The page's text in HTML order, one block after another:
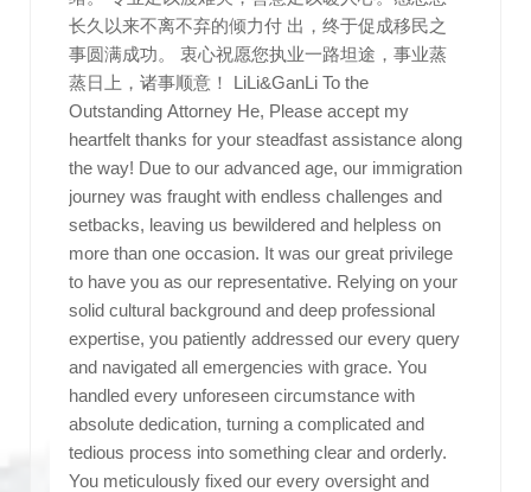
长久以来不离不弃的倾力付 出，终于促成移民之
事圆满成功。 衷心祝愿您执业一路坦途，事业蒸
蒸日上，诸事顺意！ LiLi&GanLi To the
Outstanding Attorney He, Please accept my
heartfelt thanks for your steadfast assistance along
the way! Due to our advanced age, our immigration
journey was fraught with endless challenges and
setbacks, leaving us bewildered and helpless on
more than one occasion. It was our great privilege
to have you as our representative. Relying on your
solid cultural background and deep professional
expertise, you patiently addressed our every query
and navigated all emergencies with grace. You
handled every unforeseen circumstance with
absolute dedication, turning a complicated and
tedious process into something clear and orderly.
You meticulously fixed our every oversight and